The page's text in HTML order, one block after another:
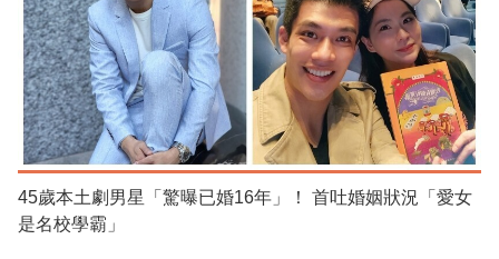
45歲本土劇男星「驚曝已婚16年」！ 首吐婚姻狀況「愛女
是名校學霸」